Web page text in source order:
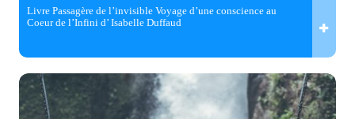
Livre Passagère de l’invisible Voyage d’une conscience au
Coeur de l’Infini d’ Isabelle Duffaud